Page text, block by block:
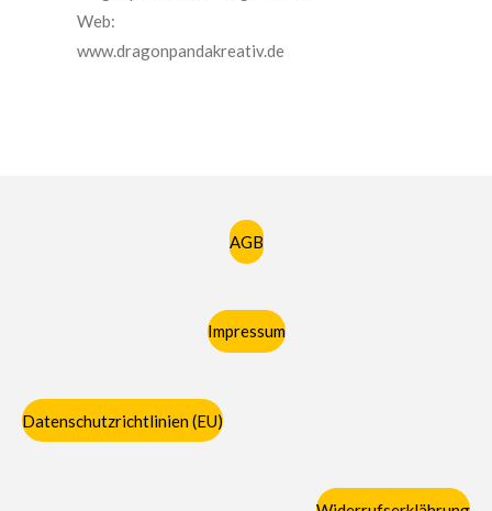
Web:
www.dragonpandakreativ.de
AGB
Impressum
Datenschutzrichtlinien (EU)